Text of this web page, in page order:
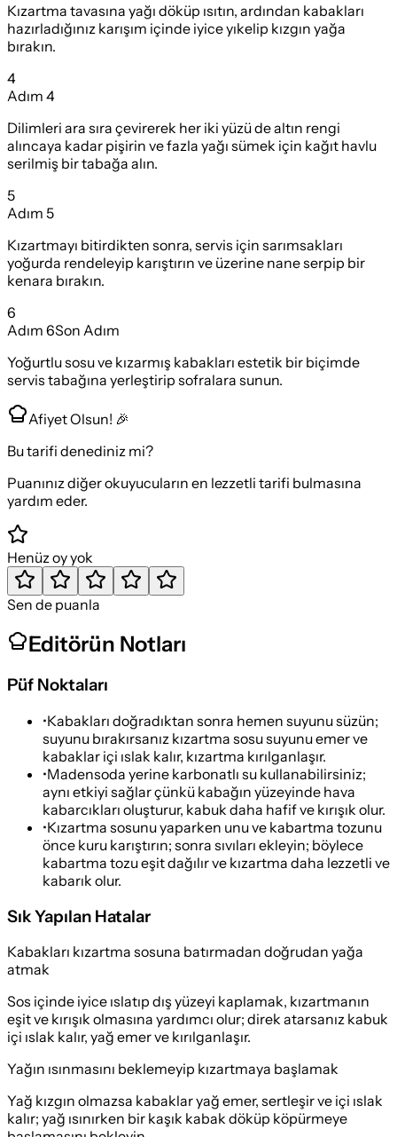
Kızartma tavasına yağı döküp ısıtın, ardından kabakları
hazırladığınız karışım içinde iyice yıkelip kızgın yağa
bırakın.
4
Adım 4
Dilimleri ara sıra çevirerek her iki yüzü de altın rengi
alıncaya kadar pişirin ve fazla yağı sümek için kağıt havlu
serilmiş bir tabağa alın.
5
Adım 5
Kızartmayı bitirdikten sonra, servis için sarımsakları
yoğurda rendeleyip karıştırın ve üzerine nane serpip bir
kenara bırakın.
6
Adım 6Son Adım
Yoğurtlu sosu ve kızarmış kabakları estetik bir biçimde
servis tabağına yerleştirip sofralara sunun.
Afiyet Olsun! 🎉
Bu tarifi denediniz mi?
Puanınız diğer okuyucuların en lezzetli tarifi bulmasına
yardım eder.
Henüz oy yok
Sen de puanla
Editörün Notları
Püf Noktaları
•Kabakları doğradıktan sonra hemen suyunu süzün;
suyunu bırakırsanız kızartma sosu suyunu emer ve
kabaklar içi ıslak kalır, kızartma kırılganlaşır.
•Madensoda yerine karbonatlı su kullanabilirsiniz;
aynı etkiyi sağlar çünkü kabağın yüzeyinde hava
kabarcıkları oluşturur, kabuk daha hafif ve kırışık olur.
•Kızartma sosunu yaparken unu ve kabartma tozunu
önce kuru karıştırın; sonra sıvıları ekleyin; böylece
kabartma tozu eşit dağılır ve kızartma daha lezzetli ve
kabarık olur.
Sık Yapılan Hatalar
Kabakları kızartma sosuna batırmadan doğrudan yağa
atmak
Sos içinde iyice ıslatıp dış yüzeyi kaplamak, kızartmanın
eşit ve kırışık olmasına yardımcı olur; direk atarsanız kabuk
içi ıslak kalır, yağ emer ve kırılganlaşır.
Yağın ısınmasını beklemeyip kızartmaya başlamak
Yağ kızgın olmazsa kabaklar yağ emer, sertleşir ve içi ıslak
kalır; yağ ısınırken bir kaşık kabak döküp köpürmeye